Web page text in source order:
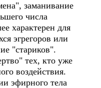
заманивание
числа
характерен для
эгрегоров или
"стариков".
тех, кто уже
воздействия.
эфирного тела